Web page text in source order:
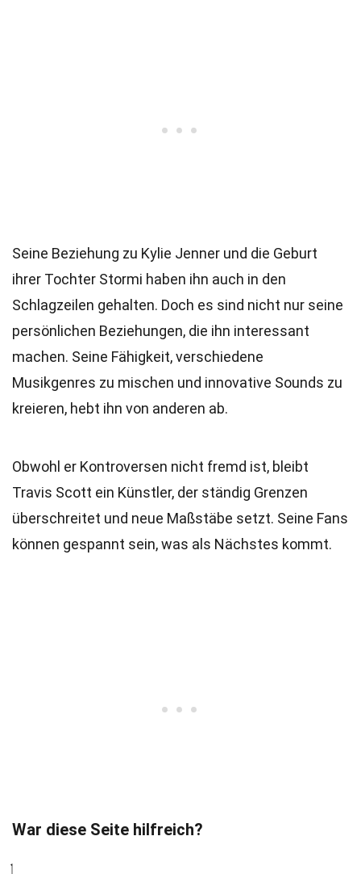
Seine Beziehung zu Kylie Jenner und die Geburt
ihrer Tochter Stormi haben ihn auch in den
Schlagzeilen gehalten. Doch es sind nicht nur seine
persönlichen Beziehungen, die ihn interessant
machen. Seine Fähigkeit, verschiedene
Musikgenres zu mischen und innovative Sounds zu
kreieren, hebt ihn von anderen ab.
Obwohl er Kontroversen nicht fremd ist, bleibt
Travis Scott ein Künstler, der ständig Grenzen
überschreitet und neue Maßstäbe setzt. Seine Fans
können gespannt sein, was als Nächstes kommt.
War diese Seite hilfreich?